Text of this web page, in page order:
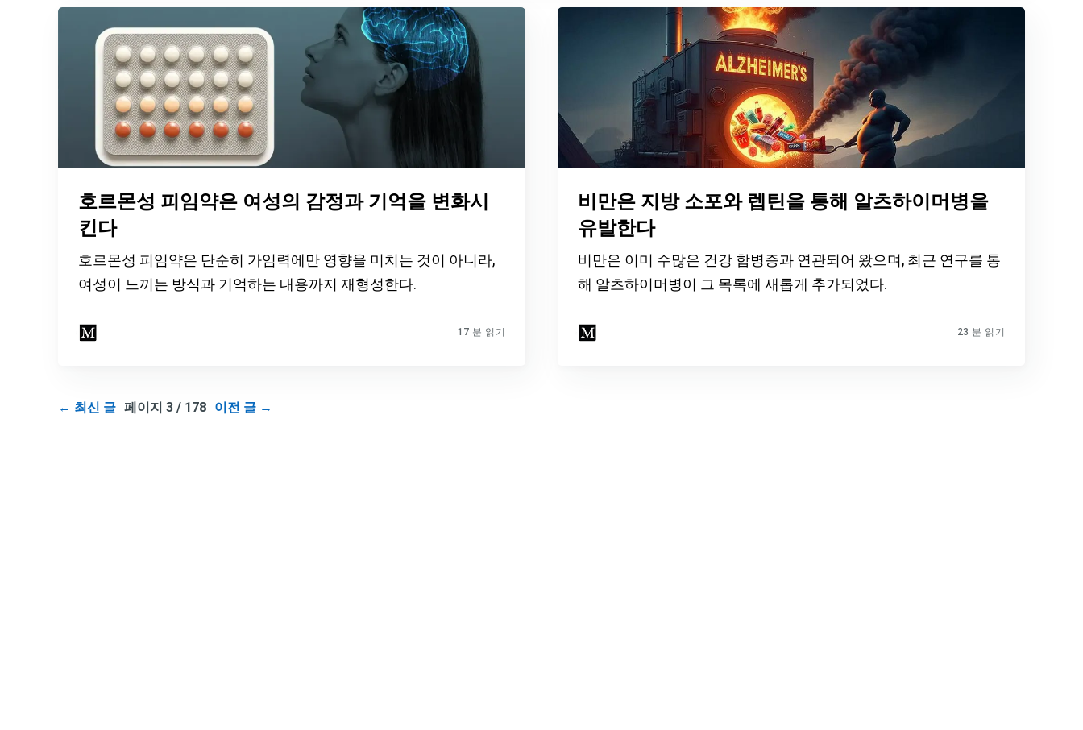
호르몬성 피임약은 여성의 감정과 기억을 변화시
킨다
호르몬성 피임약은 단순히 가임력에만 영향을 미치는 것이 아니라,
여성이 느끼는 방식과 기억하는 내용까지 재형성한다.
17 분 읽기
비만은 지방 소포와 렙틴을 통해 알츠하이머병을
유발한다
비만은 이미 수많은 건강 합병증과 연관되어 왔으며, 최근 연구를 통
해 알츠하이머병이 그 목록에 새롭게 추가되었다.
23 분 읽기
← 최신 글 페이지 3 / 178 이전 글 →